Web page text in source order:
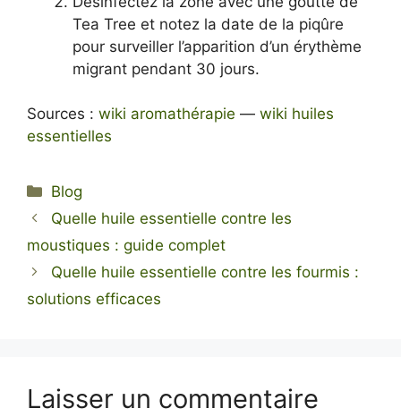
Tea Tree et notez la date de la piqûre
pour surveiller l’apparition d’un érythème
migrant pendant 30 jours.
Sources : wiki aromathérapie — wiki huiles
essentielles
Catégories
Blog
Quelle huile essentielle contre les
moustiques : guide complet
Quelle huile essentielle contre les fourmis :
solutions efficaces
Laisser un commentaire